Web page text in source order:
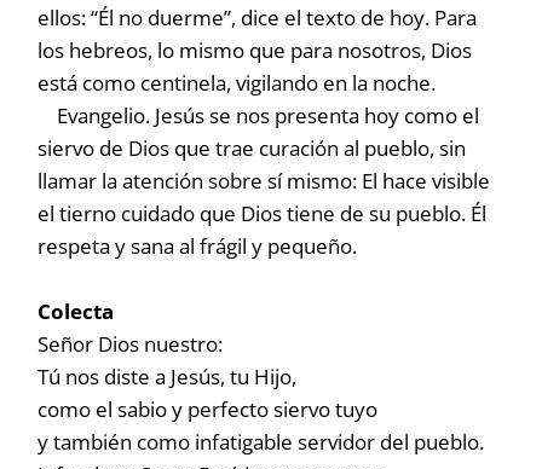
ellos: “Él no duerme”, dice el texto de hoy. Para
los hebreos, lo mismo que para nosotros, Dios
está como centinela, vigilando en la noche.
Evangelio. Jesús se nos presenta hoy como el
siervo de Dios que trae curación al pueblo, sin
llamar la atención sobre sí mismo: El hace visible
el tierno cuidado que Dios tiene de su pueblo. Él
respeta y sana al frágil y pequeño.
Colecta
Señor Dios nuestro:
Tú nos diste a Jesús, tu Hijo,
como el sabio y perfecto siervo tuyo
y también como infatigable servidor del pueblo.